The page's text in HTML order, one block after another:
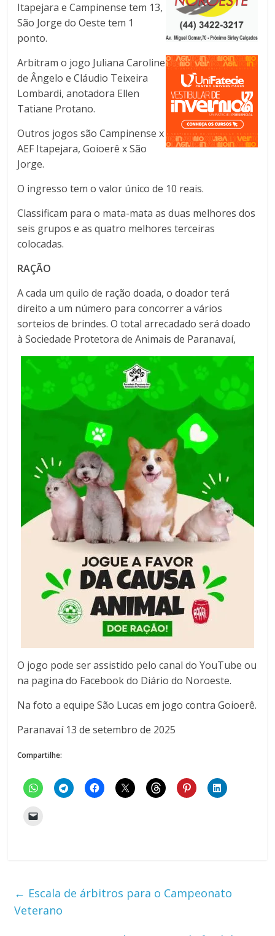
Itapejara e Campinense tem 13,
São Jorge do Oeste tem 1
ponto.
Arbitram o jogo Juliana Caroline
de Ângelo e Cláudio Teixeira
Lombardi, anotadora Ellen
Tatiane Protano.
Outros jogos são Campinense x
AEF Itapejara, Goioerê x São
Jorge.
O ingresso tem o valor único de 10 reais.
Classificam para o mata-mata as duas melhores dos
seis grupos e as quatro melhores terceiras
colocadas.
RAÇÃO
A cada um quilo de ração doada, o doador terá
direito a um número para concorrer a vários
sorteios de brindes. O total arrecadado será doado
à Sociedade Protetora de Animais de Paranavaí,
O jogo pode ser assistido pelo canal do YouTube ou
na pagina do Facebook do Diário do Noroeste.
Na foto a equipe São Lucas em jogo contra Goioerê.
Paranavaí 13 de setembro de 2025
Compartilhe:
← Escala de árbitros para o Campeonato
Veterano